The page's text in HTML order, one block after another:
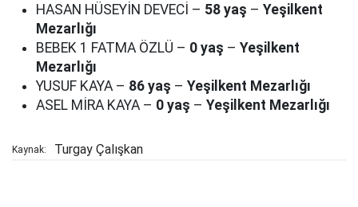
HASAN HÜSEYİN DEVECİ – 58 yaş – Yeşilkent
Mezarlığı
BEBEK 1 FATMA ÖZLÜ – 0 yaş – Yeşilkent
Mezarlığı
YUSUF KAYA – 86 yaş – Yeşilkent Mezarlığı
ASEL MİRA KAYA – 0 yaş – Yeşilkent Mezarlığı
Kaynak: Turgay Çalışkan